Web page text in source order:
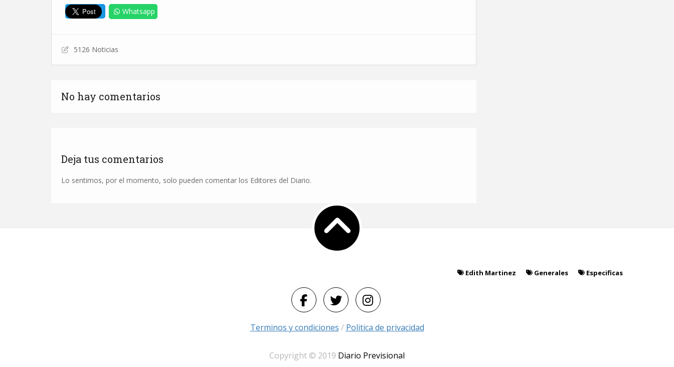
Whatsapp
5126 Noticias
No hay comentarios
Deja tus comentarios
Lo sentimos, por el momento, solo pueden comentar los Editores del Diario.
Especificas
Generales
Edith Martinez
Terminos y condiciones / Politica de privacidad
Copyright © 2019 Diario Previsional